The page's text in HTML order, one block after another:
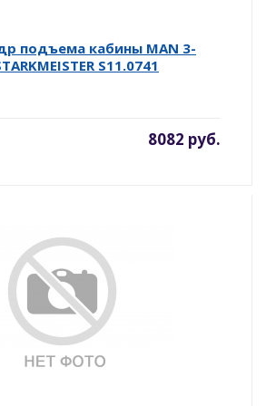
подъема кабины MAN 3-
S11.0741
8082 руб.